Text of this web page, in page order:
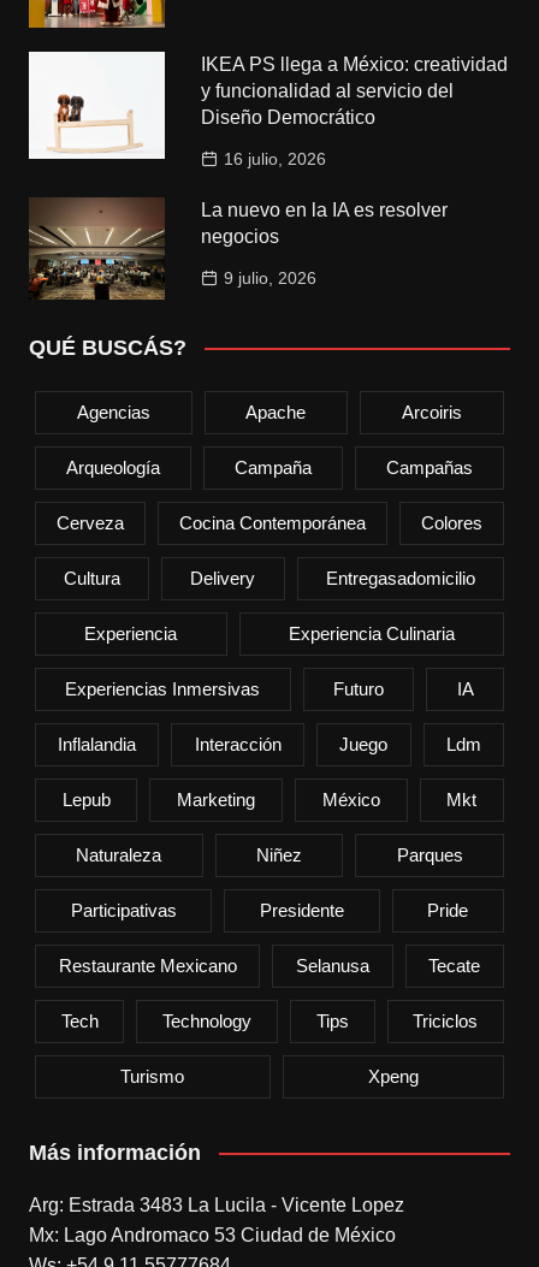
IKEA PS llega a México: creatividad
y funcionalidad al servicio del
Diseño Democrático
16 julio, 2026
La nuevo en la IA es resolver
negocios
9 julio, 2026
QUÉ BUSCÁS?
Agencias Apache Arcoiris
Arqueología Campaña Campañas
Cerveza Cocina Contemporánea Colores
Cultura Delivery Entregasadomicilio
Experiencia Experiencia Culinaria
Experiencias Inmersivas Futuro IA
Inflalandia Interacción Juego Ldm
Lepub Marketing México Mkt
Naturaleza Niñez Parques
Participativas Presidente Pride
Restaurante Mexicano Selanusa Tecate
Tech Technology Tips Triciclos
Turismo Xpeng
Más información
Arg: Estrada 3483 La Lucila - Vicente Lopez
Mx: Lago Andromaco 53 Ciudad de México